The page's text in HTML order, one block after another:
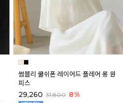
썸블리 쿨쉬폰 레이어드 플레어 롱 원
피스
29,260 31,800 8%